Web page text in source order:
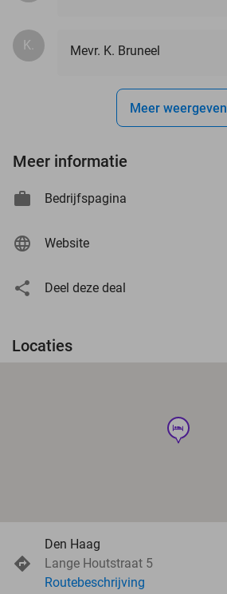
K. Mevr. K. Bruneel
Meer weergeven
Meer informatie
Bedrijfspagina
Website
Deel deze deal
Locaties
hotel
Den Haag
Lange Houtstraat 5
Routebeschrijving